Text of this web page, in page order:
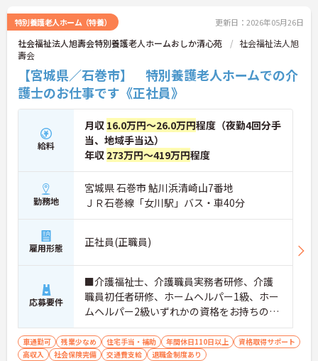
特別養護老人ホーム（特養） 更新日：2026年05月26日
社会福祉法人旭壽会特別養護老人ホームおしか清心苑
社会福祉法人旭
壽会
【宮城県／石巻市】 特別養護老人ホームでの介
護士のお仕事です《正社員》
給料
月収 16.0万円～26.0万円程度（夜勤4回分手
当、地域手当込）
年収 273万円～419万円程度
勤務地
宮城県 石巻市 鮎川浜清崎山7番地
ＪＲ石巻線「女川駅」バス・車40分
雇用形態 正社員(正職員)
応募要件
■介護福祉士、介護職員実務者研修、介護
職員初任者研修、ホームヘルパー1級、ホー
ムヘルパー2級いずれかの資格をお持ちの方
※介護福祉士尚可 ■普通自動車運転免許（A
T限定可）
車通勤可 残業少なめ 住宅手当・補助 年間休日110日以上
資格取得サポート
高収入
社会保険完備 交通費支給 退職金制度あり